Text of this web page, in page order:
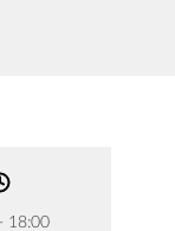
18:00